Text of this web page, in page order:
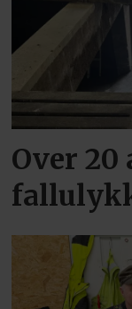
Over